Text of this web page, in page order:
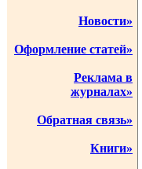
Новости»
Оформление статей»
Реклама в
журналах»
Обратная связь»
Книги»